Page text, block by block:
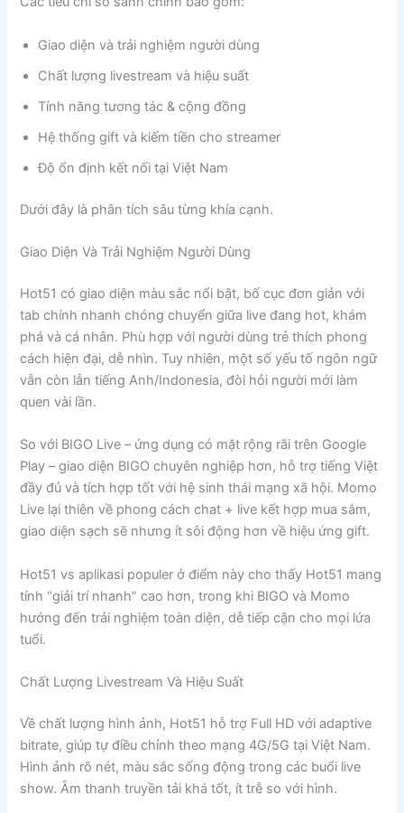
Giao diện và trải nghiệm người dùng
Chất lượng livestream và hiệu suất
Tính năng tương tác & cộng đồng
Hệ thống gift và kiếm tiền cho streamer
Độ ổn định kết nối tại Việt Nam
Dưới đây là phân tích sâu từng khía cạnh.
Giao Diện Và Trải Nghiệm Người Dùng
Hot51 có giao diện màu sắc nổi bật, bố cục đơn giản với
tab chính nhanh chóng chuyển giữa live đang hot, khám
phá và cá nhân. Phù hợp với người dùng trẻ thích phong
cách hiện đại, dễ nhìn. Tuy nhiên, một số yếu tố ngôn ngữ
vẫn còn lẫn tiếng Anh/Indonesia, đòi hỏi người mới làm
quen vài lần.
So với BIGO Live – ứng dụng có mặt rộng rãi trên Google
Play – giao diện BIGO chuyên nghiệp hơn, hỗ trợ tiếng Việt
đầy đủ và tích hợp tốt với hệ sinh thái mạng xã hội. Momo
Live lại thiên về phong cách chat + live kết hợp mua sắm,
giao diện sạch sẽ nhưng ít sôi động hơn về hiệu ứng gift.
Hot51 vs aplikasi populer ở điểm này cho thấy Hot51 mang
tính “giải trí nhanh” cao hơn, trong khi BIGO và Momo
hướng đến trải nghiệm toàn diện, dễ tiếp cận cho mọi lứa
tuổi.
Chất Lượng Livestream Và Hiệu Suất
Về chất lượng hình ảnh, Hot51 hỗ trợ Full HD với adaptive
bitrate, giúp tự điều chỉnh theo mạng 4G/5G tại Việt Nam.
Hình ảnh rõ nét, màu sắc sống động trong các buổi live
show. Âm thanh truyền tải khá tốt, ít trễ so với hình.